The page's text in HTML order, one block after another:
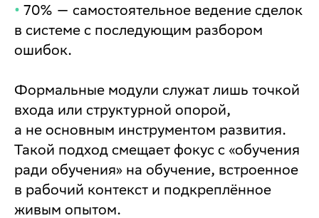
• 70% — самостоятельное ведение сделок
в системе с последующим разбором
ошибок.
Формальные модули служат лишь точкой
входа или структурной опорой,
а не основным инструментом развития.
Такой подход смещает фокус с «обучения
ради обучения» на обучение, встроенное
в рабочий контекст и подкреплённое
живым опытом.